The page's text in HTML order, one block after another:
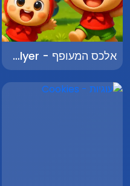
אלכס המעופף - Alex the Flyer